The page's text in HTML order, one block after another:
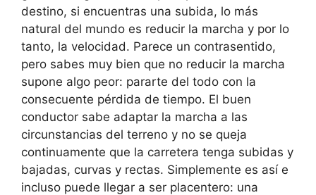
destino, si encuentras una subida, lo más
natural del mundo es reducir la marcha y por lo
tanto, la velocidad. Parece un contrasentido,
pero sabes muy bien que no reducir la marcha
supone algo peor: pararte del todo con la
consecuente pérdida de tiempo. El buen
conductor sabe adaptar la marcha a las
circunstancias del terreno y no se queja
continuamente que la carretera tenga subidas y
bajadas, curvas y rectas. Simplemente es así e
incluso puede llegar a ser placentero: una